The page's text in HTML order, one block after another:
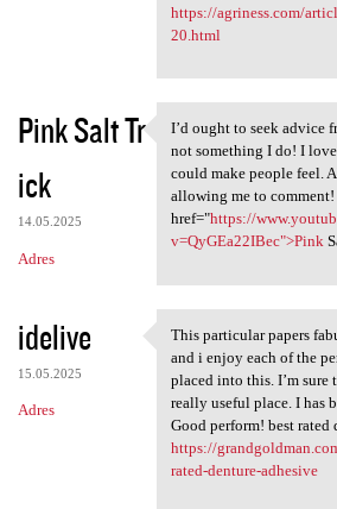
https://agriness.com/
20.html
Pink Salt Tr
ick
14.05.2025
Adres
I’d ought to seek
I’d ought to seek advice
not something I do! I
could make people feel.
allowing me to comment!
href="https://
v=QyGEa22IBec">Pink
idelive
15.05.2025
Adres
This particular
This particular papers
and i enjoy each of the
placed into this. I’m
really useful place. I has
Good perform! best rated
https://
rated-denture-adhesive